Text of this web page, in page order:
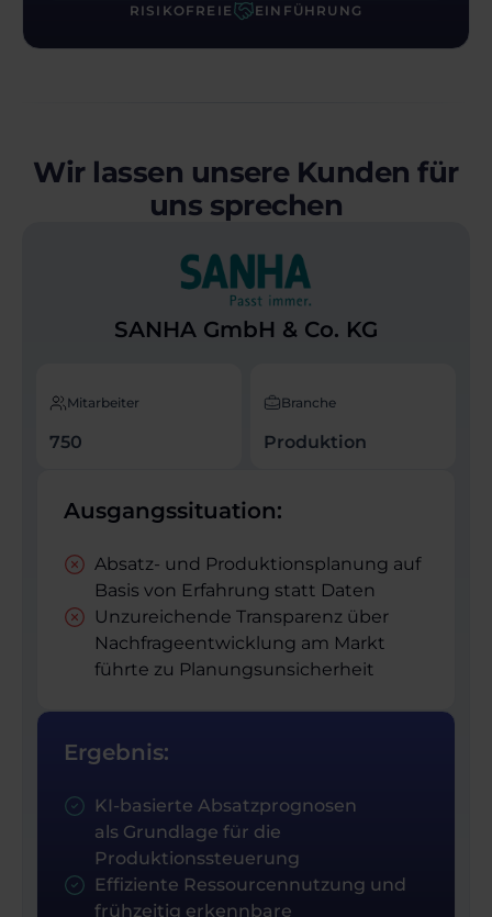
RISIKOFREIE EINFÜHRUNG
Wir lassen unsere Kunden für
uns sprechen
SANHA GmbH & Co. KG
Mitarbeiter
750
Branche
Produktion
Ausgangssituation:
Absatz- und Produktions­planung auf
Basis von Erfahrung statt Daten
Unzureichende Transparenz über
Nachfrageentwicklung am Markt
führte zu Planungs­unsicherheit
Ergebnis:
KI-basierte Absatzprognosen
als Grundlage für die
Produktionssteuerung
Effiziente Ressourcennutzung und
frühzeitig erkennbare